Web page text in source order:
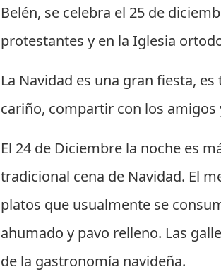
Belén, se celebra el 25 de
protestantes y en la Iglesia
La Navidad es una gran fiesta,
cariño, compartir con los amigos
El 24 de Diciembre la noche es
tradicional cena de Navidad. El
platos que usualmente se
ahumado y pavo relleno. Las
de la gastronomía navideña.